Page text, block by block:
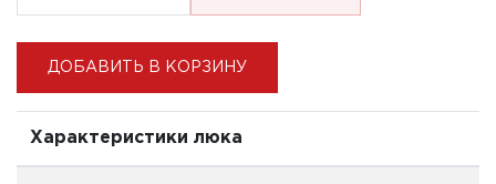
ДОБАВИТЬ В КОРЗИНУ
Характеристики люка